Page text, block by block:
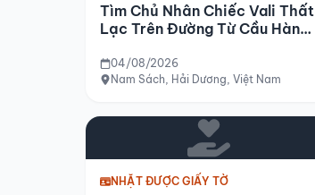
Tìm Chủ Nhân Chiếc Vali Thất
Lạc Trên Đường Từ Cầu Hàn
Chiều 04-08-2026
04/08/2026
Nam Sách, Hải Dương, Việt Nam
NHẶT ĐƯỢC GIẤY TỜ